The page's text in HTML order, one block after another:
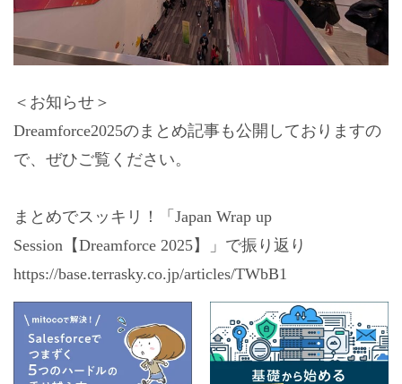
＜お知らせ＞
Dreamforce2025のまとめ記事も公開しておりますの
で、ぜひご覧ください。
まとめでスッキリ！「Japan Wrap up
Session【Dreamforce 2025】」で振り返り
https://base.terrasky.co.jp/articles/TWbB1